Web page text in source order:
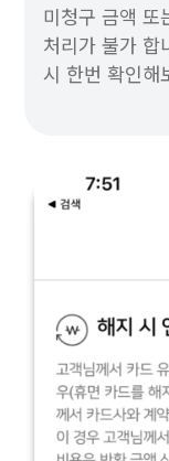
미청구 금액 또
처리가 불가 합
시 한번 확인해